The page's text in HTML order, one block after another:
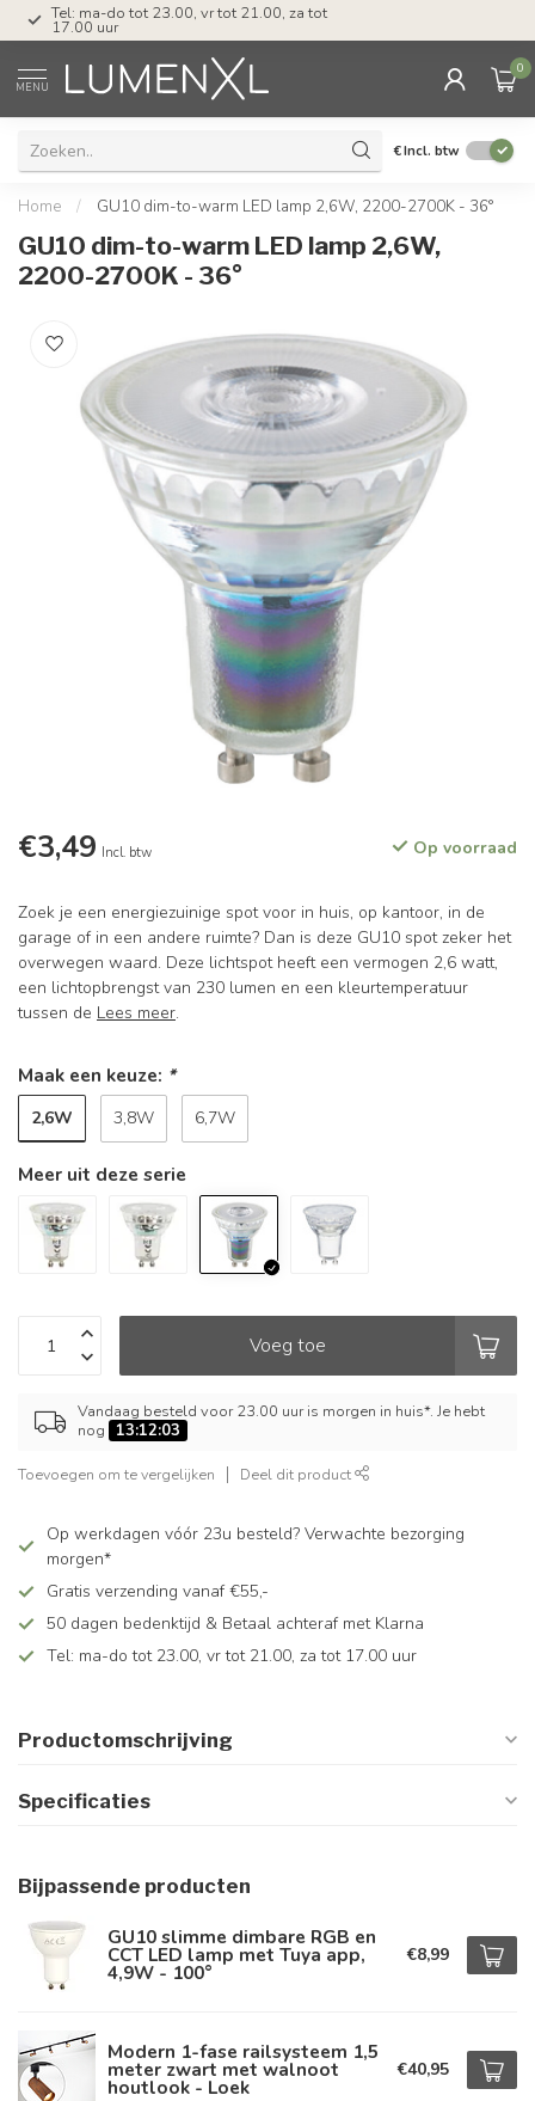
Tel: ma-do tot 23.00, vr tot 21.00, za tot
17.00 uur
MENU
0
€Incl. btw
Home / GU10 dim-to-warm LED lamp 2,6W, 2200-2700K - 36°
GU10 dim-to-warm LED lamp 2,6W,
2200-2700K - 36°
€3,49 Incl. btw Op voorraad
Zoek je een energiezuinige spot voor in huis, op kantoor, in de
garage of in een andere ruimte? Dan is deze GU10 spot zeker het
overwegen waard. Deze lichtspot heeft een vermogen 2,6 watt,
een lichtopbrengst van 230 lumen en een kleurtemperatuur
tussen de Lees meer.
Maak een keuze: *
2,6W 3,8W 6,7W
Meer uit deze serie
Voeg toe
Vandaag besteld voor 23.00 uur is morgen in huis*. Je hebt
nog
13:12:03
Toevoegen om te vergelijken Deel dit product
Op werkdagen vóór 23u besteld? Verwachte bezorging
morgen*
Gratis verzending vanaf €55,-
50 dagen bedenktijd & Betaal achteraf met Klarna
Tel: ma-do tot 23.00, vr tot 21.00, za tot 17.00 uur
Productomschrijving
Specificaties
Bijpassende producten
GU10 slimme dimbare RGB en
CCT LED lamp met Tuya app,
4,9W - 100°
€8,99
Modern 1-fase railsysteem 1,5
meter zwart met walnoot
houtlook - Loek
€40,95